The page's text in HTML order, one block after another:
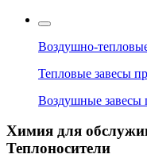
Воздушно-
Тепловые завесы
Воздушные
Химия для
Теплоносители